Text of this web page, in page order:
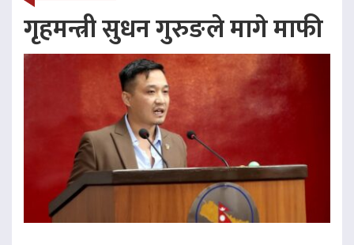
गृहमन्त्री सुधन गुरुङले मागे माफी